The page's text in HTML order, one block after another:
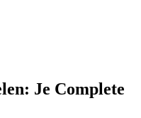
Je Complete